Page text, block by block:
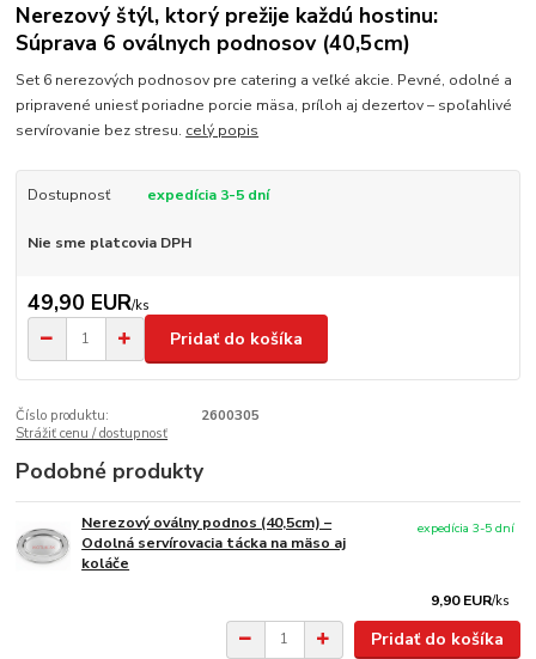
Nerezový štýl, ktorý prežije každú hostinu:
Súprava 6 oválnych podnosov (40,5cm)
Set 6 nerezových podnosov pre catering a veľké akcie. Pevné, odolné a
pripravené uniesť poriadne porcie mäsa, príloh aj dezertov – spoľahlivé
servírovanie bez stresu. celý popis
Dostupnosť expedícia 3-5 dní
Nie sme platcovia DPH
49,90 EUR/ks
Pridať do košíka
Číslo produktu:
2600305
Strážiť cenu / dostupnosť
Podobné produkty
Nerezový oválny podnos (40,5cm) –
Odolná servírovacia tácka na mäso aj
koláče
9,90 EUR/ks
expedícia 3-5 dní
Pridať do košíka